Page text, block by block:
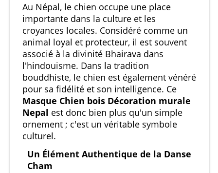
Au Népal, le chien occupe une place
importante dans la culture et les
croyances locales. Considéré comme un
animal loyal et protecteur, il est souvent
associé à la divinité Bhairava dans
l'hindouisme. Dans la tradition
bouddhiste, le chien est également vénéré
pour sa fidélité et son intelligence. Ce
Masque Chien bois Décoration murale
Nepal est donc bien plus qu'un simple
ornement ; c'est un véritable symbole
culturel.
Un Élément Authentique de la Danse
Cham